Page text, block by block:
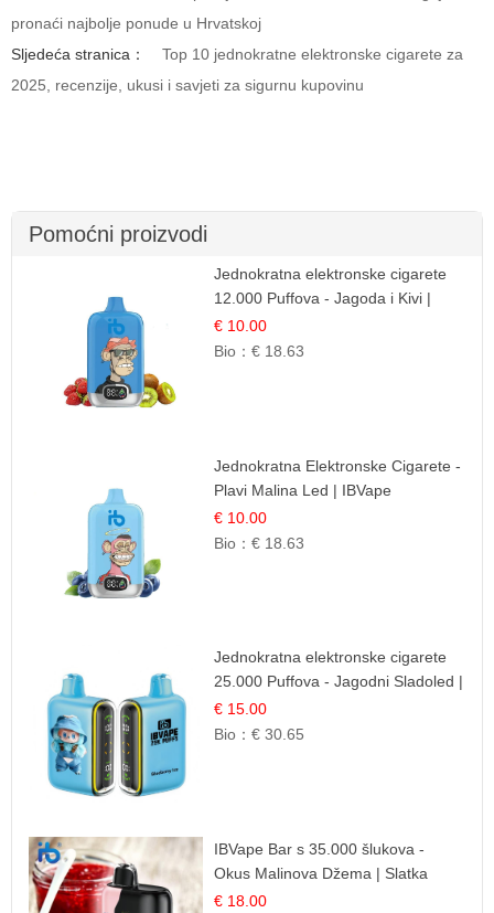
pronaći najbolje ponude u Hrvatskoj
Sljedeća stranica：
Top 10 jednokratne elektronske cigarete za
2025, recenzije, ukusi i savjeti za sigurnu kupovinu
Pomoćni proizvodi
Jednokratna elektronske cigarete
12.000 Puffova - Jagoda i Kivi |
Sočna Voćna Kombinacija
€ 10.00
Bio：€ 18.63
Jednokratna Elektronske Cigarete -
Plavi Malina Led | IBVape
€ 10.00
Bio：€ 18.63
Jednokratna elektronske cigarete
25.000 Puffova - Jagodni Sladoled |
Kremasta Slatka Okus
€ 15.00
Bio：€ 30.65
IBVape Bar s 35.000 šlukova -
Okus Malinova Džema | Slatka
Voćna Aroma
€ 18.00